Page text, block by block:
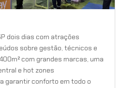
dois dias com atrações
sobre gestão, técnicos e
com grandes marcas, uma
e hot zones
garantir conforto em todo o